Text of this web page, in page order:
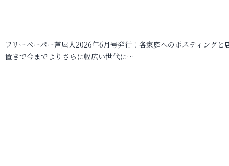
フリーペーパー芦屋人2026年6月号発行！各家庭へのポスティングと
置きで今までよりさらに幅広い世代に…